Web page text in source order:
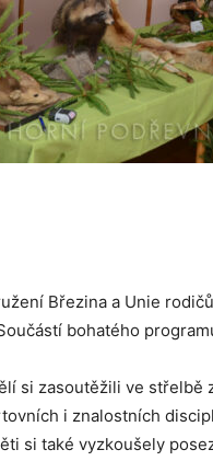
Březina a Unie
bohatého
si zasoutěžili ve střelbě
i znalostních
si také vyzkoušely